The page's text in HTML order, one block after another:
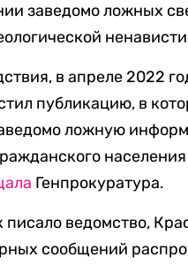
заведомо ложных
в апреле 2022
публикацию, в
ложную
Генпрокуратура.
писало ведомство,
сообщений